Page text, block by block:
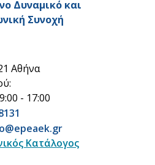
Αθήνα
- 17:00
Κατάλογος
Δυναμικό και
Συνοχή